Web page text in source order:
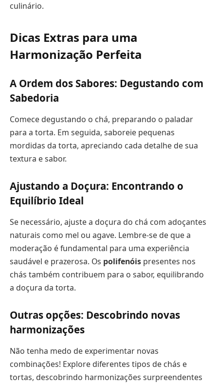
culinário.
Dicas Extras para uma
Harmonização Perfeita
A Ordem dos Sabores: Degustando com
Sabedoria
Comece degustando o chá, preparando o paladar
para a torta. Em seguida, saboreie pequenas
mordidas da torta, apreciando cada detalhe de sua
textura e sabor.
Ajustando a Doçura: Encontrando o
Equilíbrio Ideal
Se necessário, ajuste a doçura do chá com adoçantes
naturais como mel ou agave. Lembre-se de que a
moderação é fundamental para uma experiência
saudável e prazerosa. Os polifenóis presentes nos
chás também contribuem para o sabor, equilibrando
a doçura da torta.
Outras opções: Descobrindo novas
harmonizações
Não tenha medo de experimentar novas
combinações! Explore diferentes tipos de chás e
tortas, descobrindo harmonizações surpreendentes